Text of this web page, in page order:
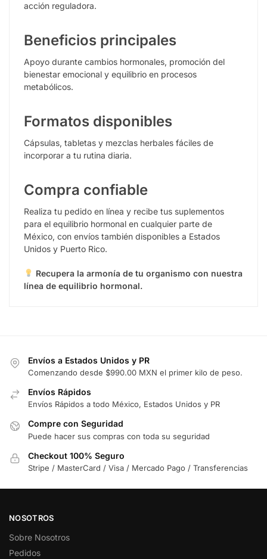
acción reguladora.
Beneficios principales
Apoyo durante cambios hormonales, promoción del
bienestar emocional y equilibrio en procesos
metabólicos.
Formatos disponibles
Cápsulas, tabletas y mezclas herbales fáciles de
incorporar a tu rutina diaria.
Compra confiable
Realiza tu pedido en línea y recibe tus suplementos
para el equilibrio hormonal en cualquier parte de
México, con envíos también disponibles a Estados
Unidos y Puerto Rico.
Recupera la armonía de tu organismo con nuestra
línea de equilibrio hormonal.
Envíos a Estados Unidos y PR
Comenzando desde $990.00 MXN el primer kilo de peso.
Envíos Rápidos
Envíos Rápidos a todo México, Estados Unidos y PR
Compre con Seguridad
Puede hacer sus compras con toda su seguridad
Checkout 100% Seguro
Stripe / MasterCard / Visa / Mercado Pago / Transferencias
NOSOTROS
Sobre Nosotros
Pedidos